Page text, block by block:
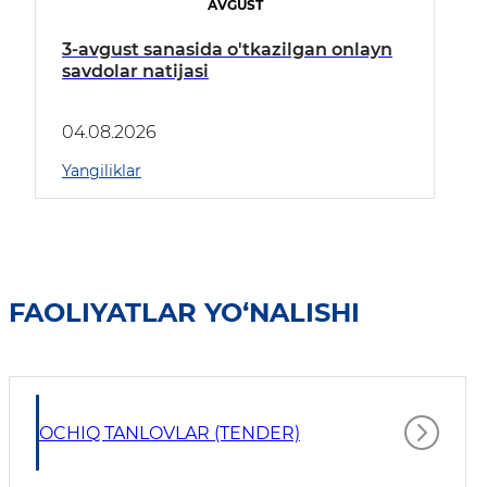
AVGUST
3-avgust sanasida o'tkazilgan onlayn
savdolar natijasi
04.08.2026
Yangiliklar
FAOLIYATLAR YO‘NALISHI
OCHIQ TANLOVLAR (TENDER)